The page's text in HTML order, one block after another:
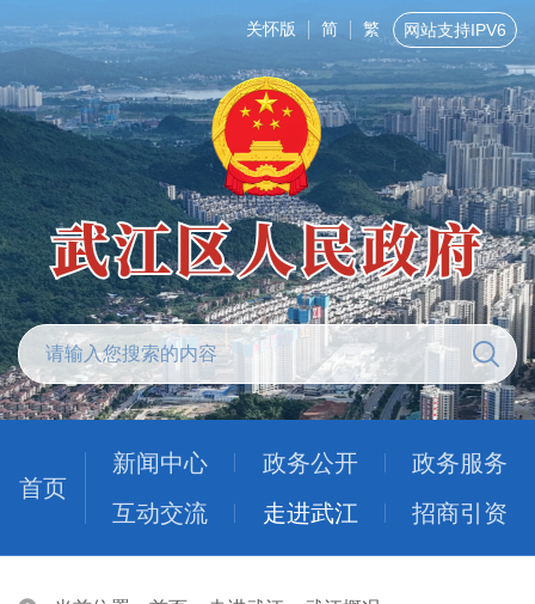
关怀版 简 繁 网站支持IPV6
首页
新闻中心 政务公开
政务服务
互动交流
走进武江 招商引资